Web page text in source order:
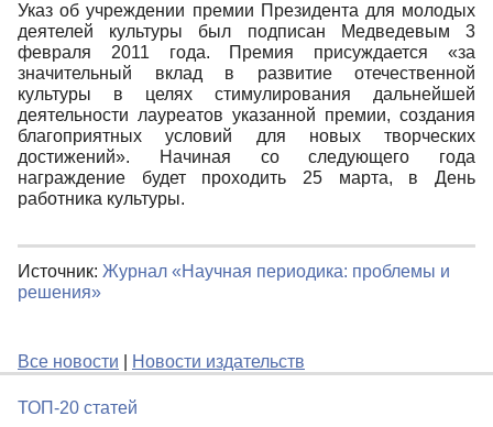
Указ об учреждении премии Президента для молодых
деятелей культуры был подписан Медведевым 3
февраля 2011 года. Премия присуждается «за
значительный вклад в развитие отечественной
культуры в целях стимулирования дальнейшей
деятельности лауреатов указанной премии, создания
благоприятных условий для новых творческих
достижений». Начиная со следующего года
награждение будет проходить 25 марта, в День
работника культуры.
Источник: Журнал «Научная периодика: проблемы и
решения»
Все новости Новости издательств
ТОП-20 статей